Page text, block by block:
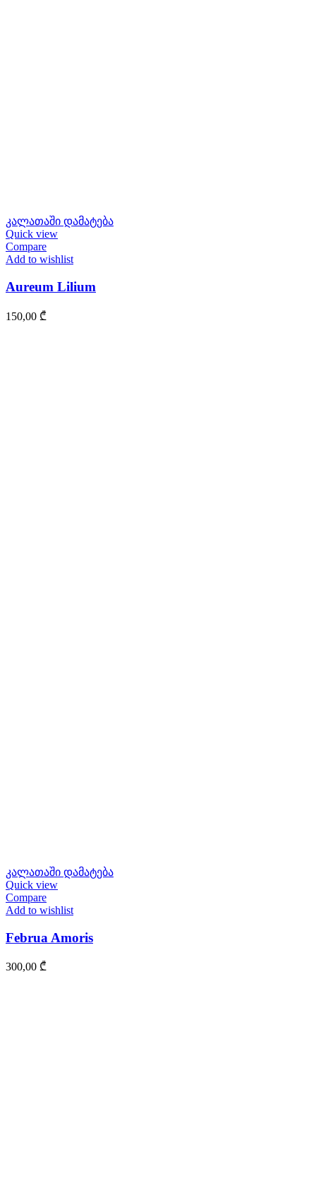
კალათაში დამატება
Quick view
Compare
Add to wishlist
Aureum Lilium
150,00 ₾
კალათაში დამატება
Quick view
Compare
Add to wishlist
Februa Amoris
300,00 ₾